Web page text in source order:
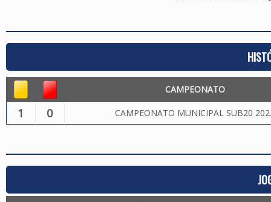
CAMPEONATO
1 0 CAMPEONATO MUNICIPAL SUB20